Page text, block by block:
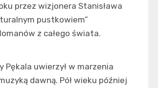
przez wizjonera Stanisława
pustkowiem”
z całego świata.
uwierzył w marzenia
dawną. Pół wieku później